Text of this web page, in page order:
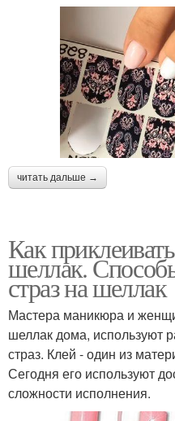
читать дальше →
Как
шеллак.
страз на шеллак
Мастера маникюра и
шеллак дома, используют
страз. Клей - один из
Сегодня его используют
сложности исполнения.